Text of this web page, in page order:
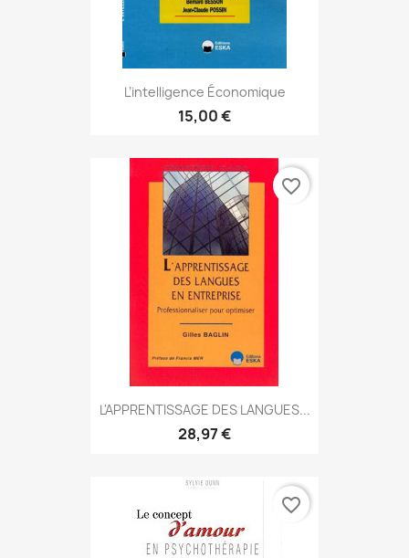
L’intelligence Économique
15,00 €
L'APPRENTISSAGE DES LANGUES...
28,97 €
favorite_border
favorite_border